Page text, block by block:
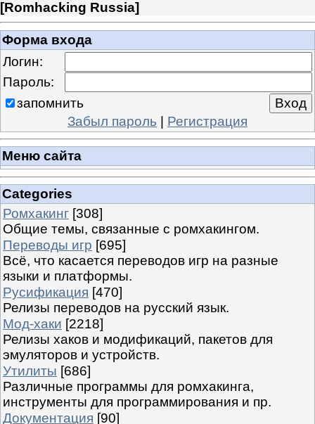
[Romhacking Russia]
Форма входа
Логин:
Пароль:
запомнить
Забыл пароль | Регистрация
Меню сайта
Categories
Ромхакинг [308]
Общие темы, связанные с ромхакингом.
Переводы игр [695]
Всё, что касается переводов игр на разные
языки и платформы.
Русификация [470]
Релизы переводов на русский язык.
Мод-хаки [2218]
Релизы хаков и модификаций, пакетов для
эмуляторов и устройств.
Утилиты [686]
Различные программы для ромхакинга,
инструменты для программирования и пр.
Документация [90]